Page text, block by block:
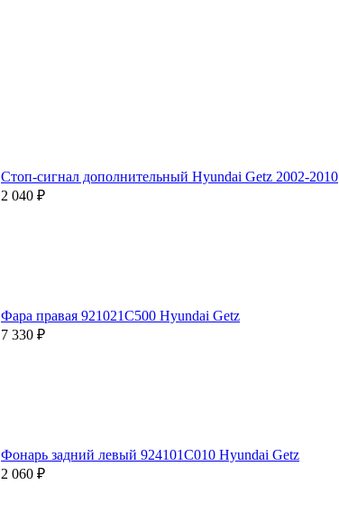
Стоп-сигнал дополнительный Hyundai Getz 2002-2010
2 040 ₽
Фара правая 921021C500 Hyundai Getz
7 330 ₽
Фонарь задний левый 924101C010 Hyundai Getz
2 060 ₽